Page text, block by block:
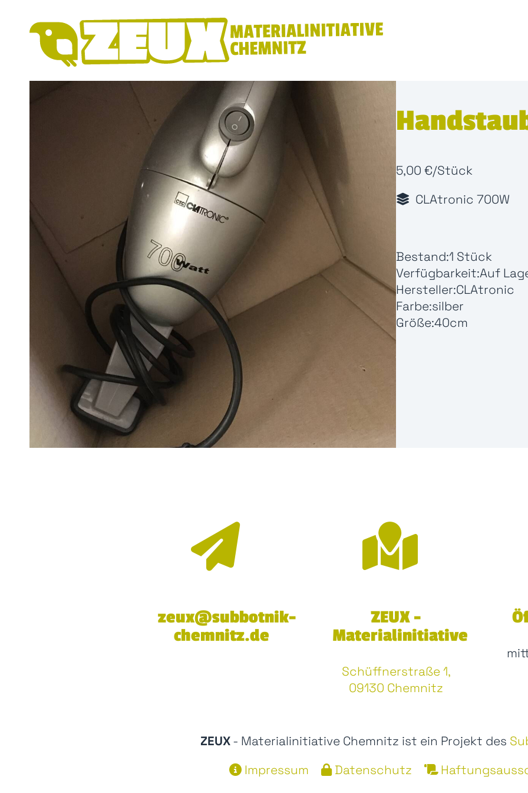
5,00 €/Stück
CLAtronic 700W
Bestand:1 Stück
Verfügbarkeit:Auf
Hersteller:CLAtronic
Farbe:silber
Größe:40cm
zeux@subbotnik-
chemnitz.de
ZEUX -
Materialinitiative
Schüffnerstraße 1,
09130 Chemnitz
ZEUX- Materialinitiative Chemnitz ist ein Projekt des
Impressum
Datenschutz